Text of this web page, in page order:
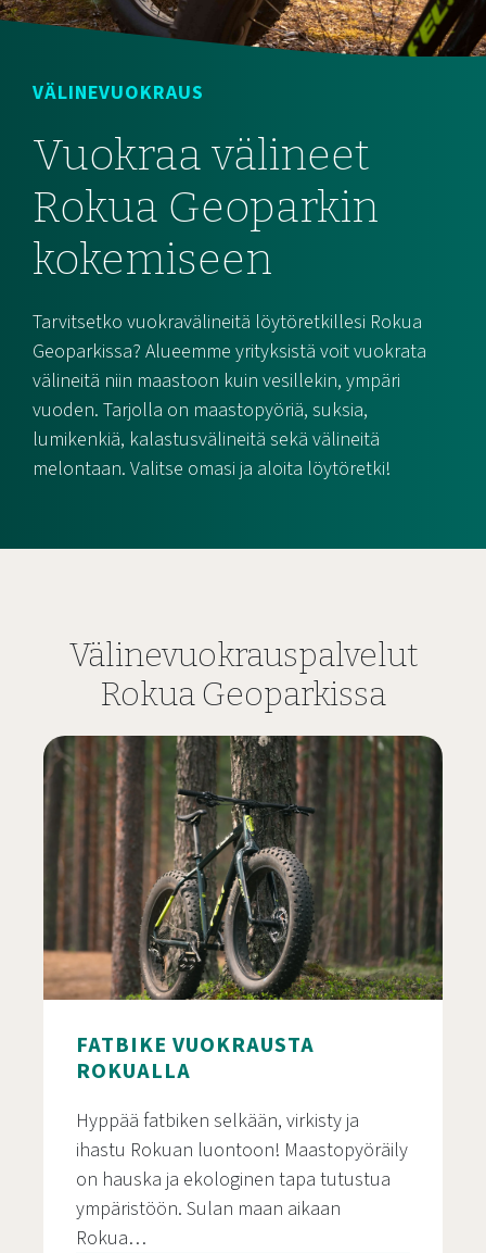
VÄLINEVUOKRAUS
Vuokraa välineet
Rokua Geoparkin
kokemiseen
Tarvitsetko vuokravälineitä löytöretkillesi Rokua
Geoparkissa? Alueemme yrityksistä voit vuokrata
välineitä niin maastoon kuin vesillekin, ympäri
vuoden. Tarjolla on maastopyöriä, suksia,
lumikenkiä, kalastusvälineitä sekä välineitä
melontaan. Valitse omasi ja aloita löytöretki!
Välinevuokrauspalvelut
Rokua Geoparkissa
FATBIKE VUOKRAUSTA
ROKUALLA
Hyppää fatbiken selkään, virkisty ja
ihastu Rokuan luontoon! Maastopyöräily
on hauska ja ekologinen tapa tutustua
ympäristöön. Sulan maan aikaan
Rokua…